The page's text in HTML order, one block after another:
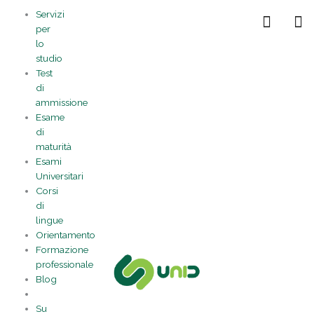
contenuto
Servizi
per
lo
studio
Test
di
ammissione
Esame
di
maturità
Esami
Universitari
Corsi
di
lingue
Orientamento
Formazione
professionale
Blog
Su